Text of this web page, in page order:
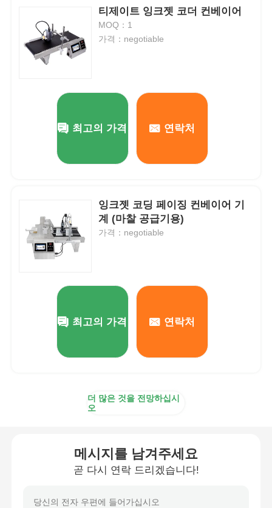
회사 소개
티제이트 잉크젯 코더 컨베이어
MOQ：1
가격：negotiable
최고의 가격 연락처
잉크젯 코딩 페이징 컨베이어 기
계 (마찰 공급기용)
가격：negotiable
최고의 가격 연락처
더 많은 것을 전망하십시
오
메시지를 남겨주세요
곧 다시 연락 드리겠습니다!